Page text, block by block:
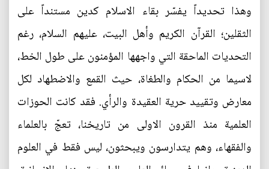
وهذا تحديداً يفسّر بقاء الاسلام كدين مستنداً على
الثقلين؛ القرآن الكريم وأهل البيت، عليهم السلام، رغم
التحديات الماحقة التي واجهها المؤمنون على طول الخط،
لاسيما من الحكام والطغاة، حيث القمع والاضطهاد لكل
معارض وتقييد حرية العقيدة والرأي. فقد كانت الحوزات
العلمية منذ القرون الاولى من تاريخنا، تعجّ بالعلماء
والفقهاء، وهم يتدارسون ويبحثون، ليس فقط في العلوم